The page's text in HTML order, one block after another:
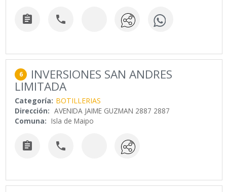
 
6 INVERSIONES SAN ANDRES
LIMITADA
Categoría: BOTILLERIAS
Dirección: AVENIDA JAIME GUZMAN 2887 2887
Comuna: Isla de Maipo
 